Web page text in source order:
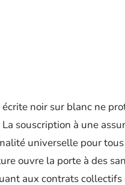
noir sur blanc ne
souscription à une
universelle pour
ouvre la porte à des
aux contrats